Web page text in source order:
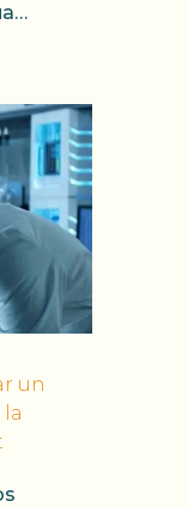
un